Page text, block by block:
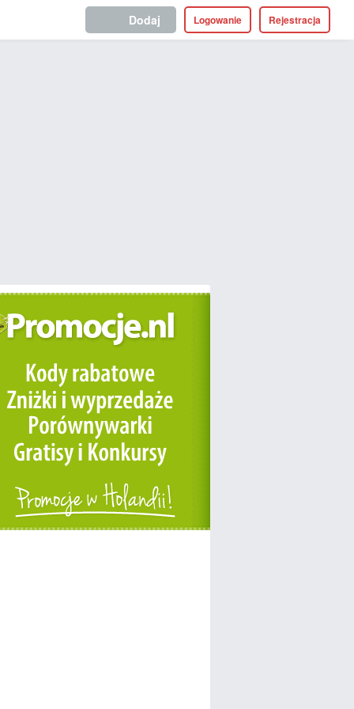
Rejestracja
Logowanie
Dodaj